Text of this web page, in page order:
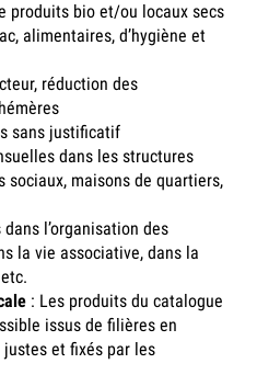
produits bio et/ou locaux secs
alimentaires, d’hygiène et
réduction des
sans justificatif
dans les structures
sociaux, maisons de quartiers,
l’organisation des
la vie associative, dans la
: Les produits du catalogue
issus de filières en
et fixés par les